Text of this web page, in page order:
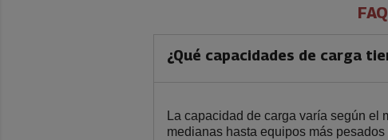
¿Qué capacidades de carga
La capacidad de carga varía según el
medianas hasta equipos más